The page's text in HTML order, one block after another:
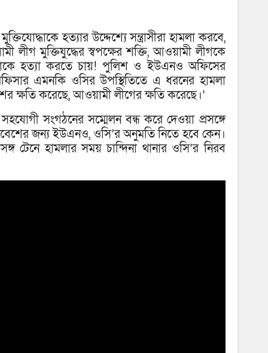
হত্যার উদ্দেশ্যে সন্ত্রাসীরা হামলা করবে,
লীগ মুক্তিযুদ্ধের স্বপক্ষের শক্তি, আওয়ামী লীগকে
হত্যা করতে চায়! পুলিশ ও ইউএনও অফিসের
এমনকি ওসির উপস্থিতিতে এ ধরনের হামলা
ক্ষতি করেছে, আওয়ামী লীগের ক্ষতি করেছে।’
সংগঠনের সম্মেলন বন্ধ করে দেওয়া প্রসঙ্গে
জন্য ইউএনও, ওসি’র অনুমতি নিতে হবে কেন।
টেনে হামলার সময় চান্দিনা থানার ওসি’র নিরব